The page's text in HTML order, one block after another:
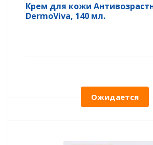
Крем для кожи
DermoViva, 140 мл.
Ожидается